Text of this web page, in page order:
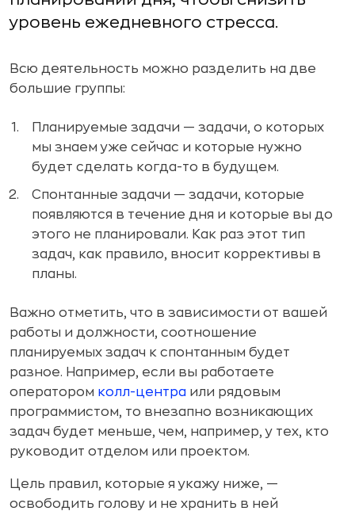
уровень ежедневного стресса.
Всю деятельность можно разделить на две
большие группы:
Планируемые задачи — задачи, о которых
мы знаем уже сейчас и которые нужно
будет сделать когда-то в будущем.
Спонтанные задачи — задачи, которые
появляются в течение дня и которые вы до
этого не планировали. Как раз этот тип
задач, как правило, вносит коррективы в
планы.
Важно отметить, что в зависимости от вашей
работы и должности, соотношение
планируемых задач к спонтанным будет
разное. Например, если вы работаете
оператором колл-центра или рядовым
программистом, то внезапно возникающих
задач будет меньше, чем, например, у тех, кто
руководит отделом или проектом.
Цель правил, которые я укажу ниже, —
освободить голову и не хранить в ней